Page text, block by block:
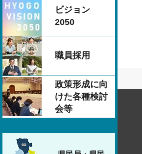
ビジョン
2050
職員採用
政策形成に向
けた各種検討
会等